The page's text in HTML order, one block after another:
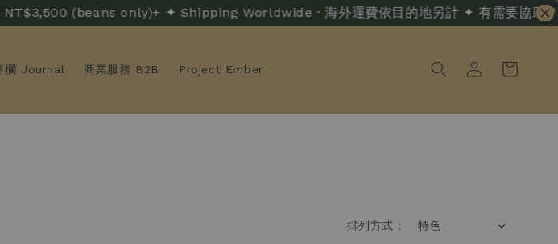
(beans only)+ ✦ Shipping Worldwide · 海外運費依目的地另計 ✦ 有需要協助？ ·
欄 Journal 商業服務 B2B Project Ember
排列方式 :